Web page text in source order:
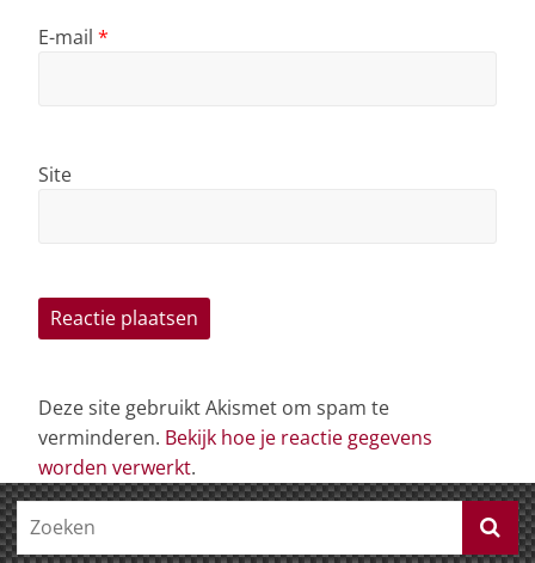
E-mail *
Site
Deze site gebruikt Akismet om spam te
verminderen. Bekijk hoe je reactie gegevens
worden verwerkt.